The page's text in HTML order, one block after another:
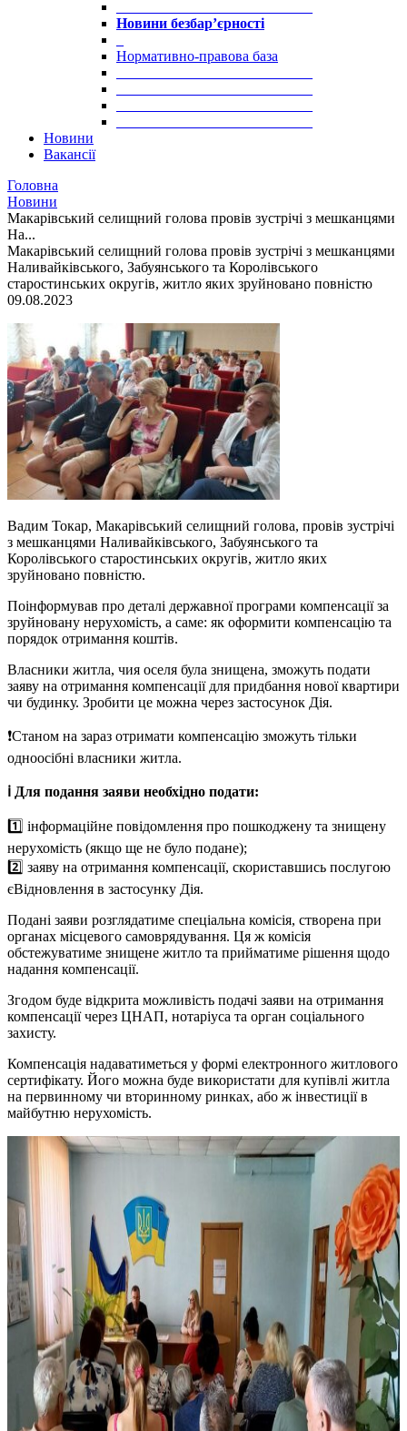
Новини безбар’єрності
Нормативно-правова база
Новини
Вакансії
Головна
Новини
Макарівський селищний голова провів зустрічі з мешканцями
На...
Макарівський селищний голова провів зустрічі з мешканцями
Наливайківського, Забуянського та Королівського
старостинських округів, житло яких зруйновано повністю
09.08.2023
Вадим Токар, Макарівський селищний голова, провів зустрічі
з мешканцями Наливайківського, Забуянського та
Королівського старостинських округів, житло яких
зруйновано повністю.
Поінформував про деталі державної програми компенсації за
зруйновану нерухомість, а саме: як оформити компенсацію та
порядок отримання коштів.
Власники житла, чия оселя була знищена, зможуть подати
заяву на отримання компенсації для придбання нової квартири
чи будинку. Зробити це можна через застосунок Дія.
❗️Станом на зараз отримати компенсацію зможуть тільки
одноосібні власники житла.
ℹ️ Для подання заяви необхідно подати:
1️⃣ інформаційне повідомлення про пошкоджену та знищену
нерухомість (якщо ще не було подане);
2️⃣ заяву на отримання компенсації, скориставшись послугою
єВідновлення в застосунку Дія.
Подані заяви розглядатиме спеціальна комісія, створена при
органах місцевого самоврядування. Ця ж комісія
обстежуватиме знищене житло та прийматиме рішення щодо
надання компенсації.
Згодом буде відкрита можливість подачі заяви на отримання
компенсації через ЦНАП, нотаріуса та орган соціального
захисту.
Компенсація надаватиметься у формі електронного житлового
сертифікату. Його можна буде використати для купівлі житла
на первинному чи вторинному ринках, або ж інвестиції в
майбутню нерухомість.